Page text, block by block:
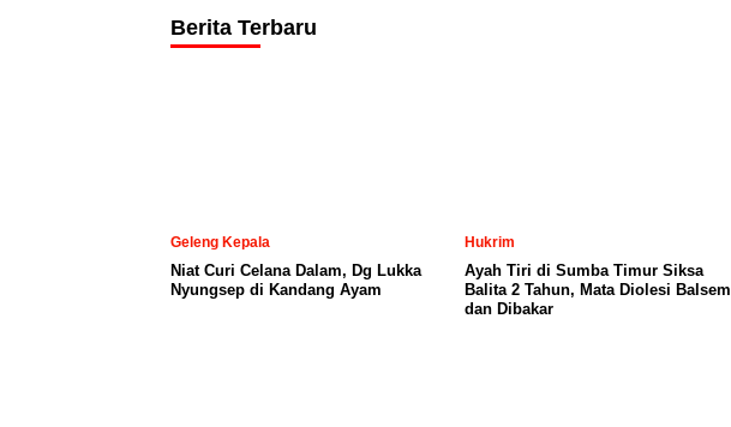
Berita Terbaru
Geleng Kepala
Niat Curi Celana Dalam, Dg Lukka
Nyungsep di Kandang Ayam
Hukrim
Ayah Tiri di Sumba Timur Siksa
Balita 2 Tahun, Mata Diolesi Balsem
dan Dibakar